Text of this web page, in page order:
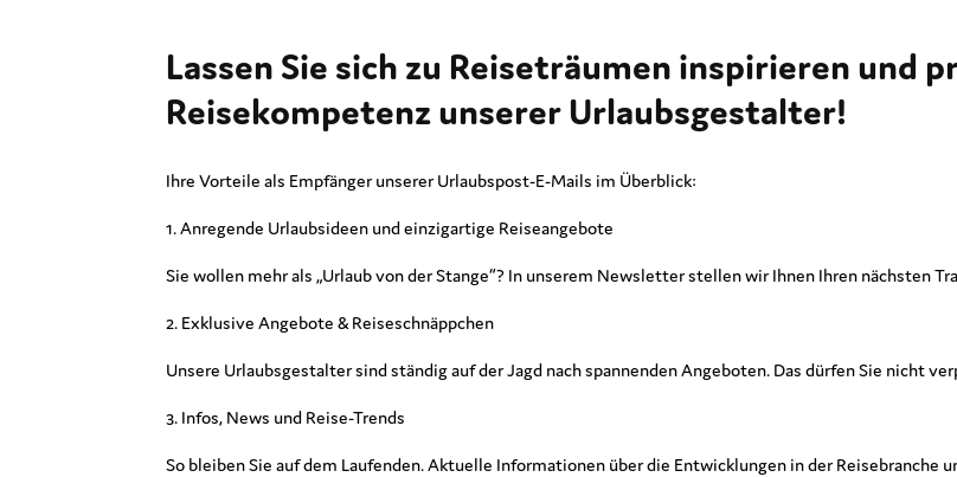
Lassen Sie sich zu Reiseträumen inspirieren und
Reisekompetenz unserer Urlaubsgestalter!
Ihre Vorteile als Empfänger unserer Urlaubspost-E-Mails im Überblick:
1. Anregende Urlaubsideen und einzigartige Reiseangebote
Sie wollen mehr als „Urlaub von der Stange“? In unserem Newsletter stellen wir Ihnen Ihren nächsten
2. Exklusive Angebote & Reiseschnäppchen
Unsere Urlaubsgestalter sind ständig auf der Jagd nach spannenden Angeboten. Das dürfen Sie nicht
3. Infos, News und Reise-Trends
So bleiben Sie auf dem Laufenden. Aktuelle Informationen über die Entwicklungen in der Reisebranche